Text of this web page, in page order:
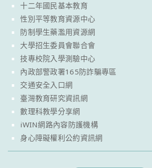
十二年國民基本教育
性別平等教育資源中心
防制學生藥濫用資源網
大學招生委員會聯合會
技專校院入學測驗中心
內政部警政署165防詐騙專區
交通安全入口網
臺灣教育研究資訊網
數理科教學分享網
iWIN網路內容防護機構
身心障礙權利公約資訊網